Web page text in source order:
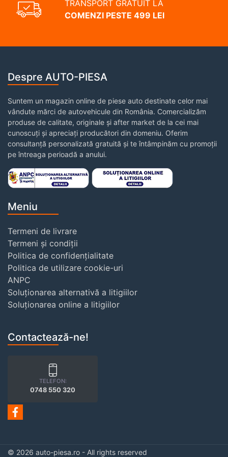
TRANSPORT GRATUIT LA
COMENZI PESTE 499 LEI
Despre AUTO-PIESA
Suntem un magazin online de piese auto destinate celor mai
vândute mărci de autovehicule din România. Comercializăm
produse de calitate, originale și after market de la cei mai
cunoscuți și apreciați producători din domeniu. Oferim
consultanță personalizată gratuită și te întâmpinăm cu promoții
pe întreaga perioadă a anului.
Meniu
Termeni de livrare
Termeni și condiții
Politica de confidențialitate
Politica de utilizare cookie-uri
ANPC
Soluționarea alternativă a litigiilor
Soluționarea online a litigiilor
Contactează-ne!
TELEFON:
0748 550 320
© 2026 auto-piesa.ro - All rights reserved